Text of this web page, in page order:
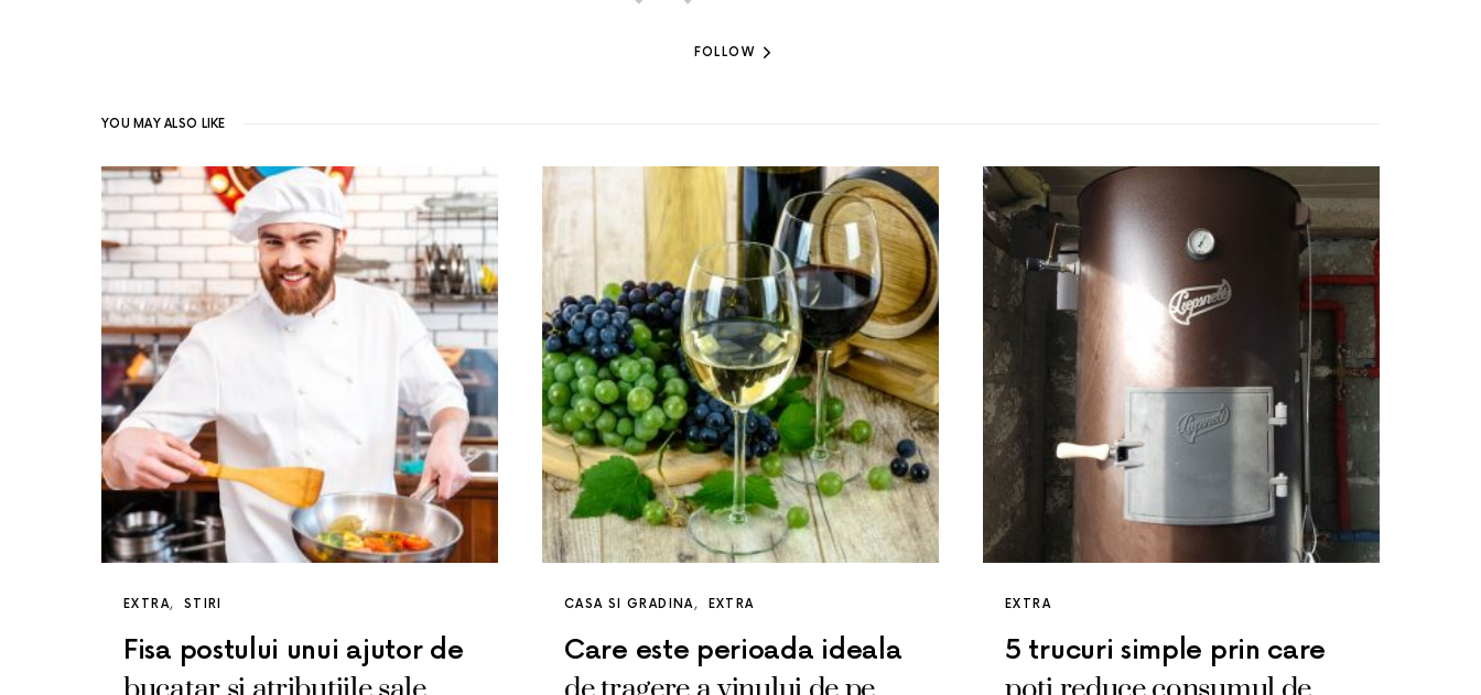
FOLLOW
YOU MAY ALSO LIKE
EXTRA STIRI
Fisa postului unui ajutor de
CASA SI GRADINA EXTRA
Care este perioada ideala
EXTRA
5 trucuri simple prin care